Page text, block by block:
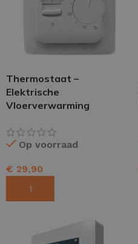
Thermostaat –
Elektrische
Vloerverwarming
Op voorraad
€ 29,90